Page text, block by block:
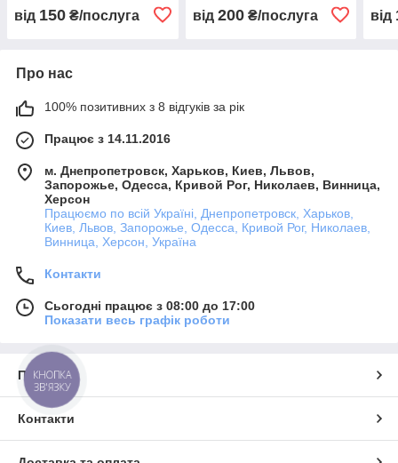
від 150 ₴/послуга від 200₴/послуга від
Про нас
100% позитивних з 8 відгуків за рік
Працює з 14.11.2016
м. Днепропетровск, Харьков, Киев, Львов,
Запорожье, Одесса, Кривой Рог, Николаев, Винница,
Херсон
Працюємо по всій Україні, Днепропетровск, Харьков,
Киев, Львов, Запорожье, Одесса, Кривой Рог, Николаев,
Винница, Херсон, Україна
Контакти
Сьогодні працює з 08:00 до 17:00
Показати весь графік роботи
Про нас
Контакти
КНОПКА
ЗВ'ЯЗКУ